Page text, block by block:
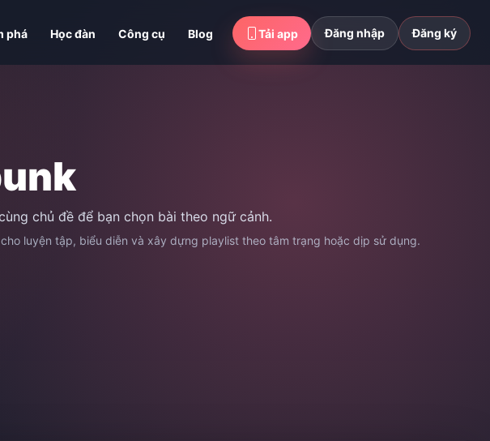
phá Học đàn Công cụ Blog Tải app Đăng nhập Đăng ký
chủ đề để bạn chọn bài theo ngữ cảnh.
luyện tập, biểu diễn và xây dựng playlist theo tâm trạng hoặc dịp sử dụng.